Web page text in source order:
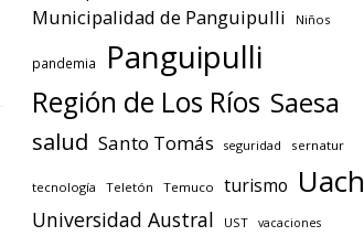
Municipalidad de Panguipulli Niños
pandemia Panguipulli
Región de Los Ríos Saesa
salud Santo Tomás seguridad sernatur
tecnología Teletón Temuco turismo Uach
Universidad Austral UST vacaciones